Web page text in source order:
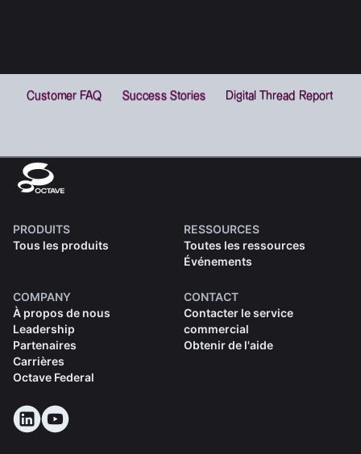
PRODUITS
Tous les produits
RESSOURCES
Toutes les ressources
Événements
COMPANY
À propos de nous
Leadership
Partenaires
Carrières
Octave Federal
CONTACT
Contacter le service
commercial
Obtenir de l'aide